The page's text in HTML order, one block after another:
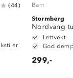
(44) Barn
Stormberg
Nordvang
Lettvekt
God
299,-
barnehagen
turtøy?